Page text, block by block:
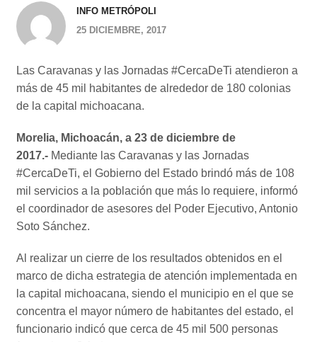
INFO METRÓPOLI
25 DICIEMBRE, 2017
Las Caravanas y las Jornadas #CercaDeTi atendieron a
más de 45 mil habitantes de alrededor de 180 colonias
de la capital michoacana.
Morelia, Michoacán, a 23 de diciembre de
2017.-Mediante las Caravanas y las Jornadas
#CercaDeTi, el Gobierno del Estado brindó más de 108
mil servicios a la población que más lo requiere, informó
el coordinador de asesores del Poder Ejecutivo, Antonio
Soto Sánchez.
Al realizar un cierre de los resultados obtenidos en el
marco de dicha estrategia de atención implementada en
la capital michoacana, siendo el municipio en el que se
concentra el mayor número de habitantes del estado, el
funcionario indicó que cerca de 45 mil 500 personas